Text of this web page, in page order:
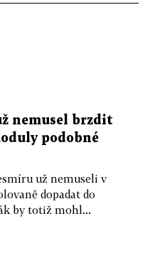
nemusel brzdit
podobné
už nemuseli v
dopadat do
by totiž mohl...